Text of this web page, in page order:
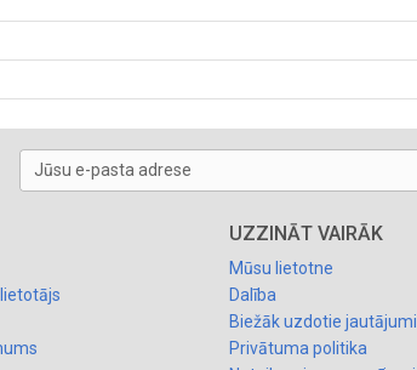
Jūsu e-pasta adrese
UZZINĀT VAIRĀK
Mūsu lietotne
Dalība
Biežāk uzdotie jautājumi
Privātuma politika